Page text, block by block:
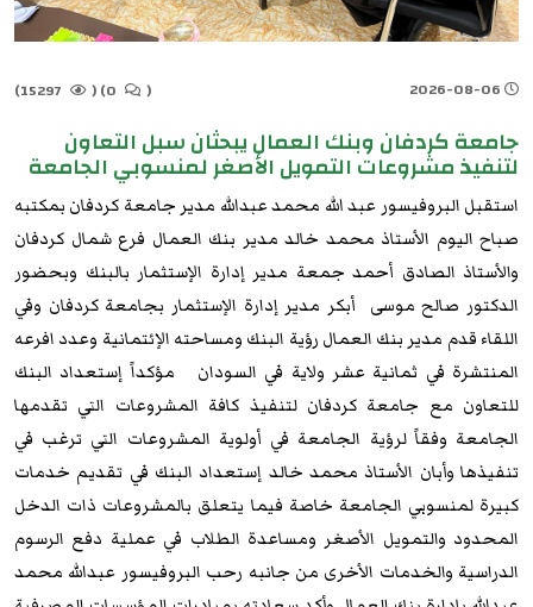
(
(
جامعة كردفان وبنك العمال يبحثان سبل التعاون
لتنفيذ مشروعات التمويل الأصغر لمنسوبي الجامعة
استقبل البروفيسور عبد الله محمد عبدالله مدير جامعة كردفان بمكتبه
صباح اليوم الأستاذ محمد خالد مدير بنك العمال فرع شمال كردفان
والأستاذ الصادق أحمد جمعة مدير إدارة الإستثمار بالبنك وبحضور
الدكتور صالح موسى أبكر مدير إدارة الإستثمار بجامعة كردفان وفي
اللقاء قدم مدير بنك العمال رؤية البنك ومساحته الإئتمانية وعدد افرعه
المنتشرة في ثمانية عشر ولاية في السودان مؤكداً إستعداد البنك
للتعاون مع جامعة كردفان لتنفيذ كافة المشروعات التي تقدمها
الجامعة وفقاً لرؤية الجامعة في أولوية المشروعات التي ترغب في
تنفيذها وأبان الأستاذ محمد خالد إستعداد البنك في تقديم خدمات
كبيرة لمنسوبي الجامعة خاصة فيما يتعلق بالمشروعات ذات الدخل
المحدود والتمويل الأصغر ومساعدة الطلاب في عملية دفع الرسوم
الدراسية والخدمات الأخرى من جانبه رحب البروفيسور عبدالله محمد